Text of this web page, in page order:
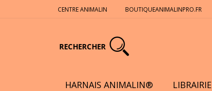
CENTRE ANIMALIN BOUTIQUEANIMALINPRO.FR
RECHERCHER
HARNAIS ANIMALIN® LIBRAIRIE